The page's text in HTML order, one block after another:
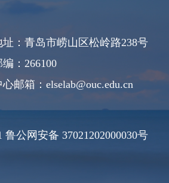
址：青岛市崂山区松岭路238号
编：266100
心邮箱：elselab@ouc.edu.cn
公网安备 37021202000030号